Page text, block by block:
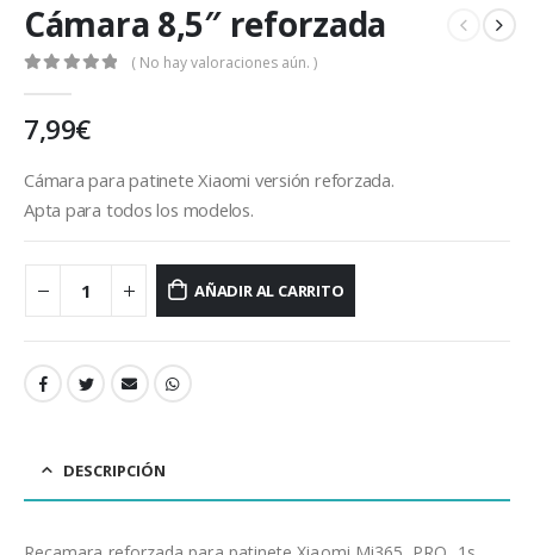
Cámara 8,5″ reforzada
( No hay valoraciones aún. )
7,99€
Cámara para patinete Xiaomi versión reforzada.
Apta para todos los modelos.
AÑADIR AL CARRITO
DESCRIPCIÓN